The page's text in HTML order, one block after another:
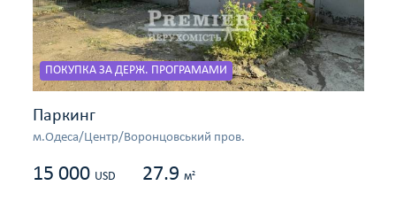
ПОКУПКА ЗА ДЕРЖ. ПРОГРАМАМИ
Паркинг
м.Одеса/Центр/Воронцовський пров.
15 000 USD 27.9 м2